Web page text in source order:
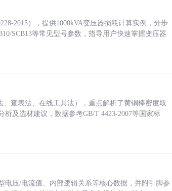
2015），提供1000kVA变压器损耗计算实例，分步
SCB13等常见型号参数，指导用户快速掌握变压器
查表法、在线工具法），重点解析了黄铜棒密度取
析及选材建议，数据参考GB/T 4423-2007等国家标
电压/电流值、内部逻辑关系等核心数据，并附引脚参